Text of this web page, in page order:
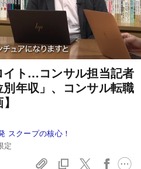
イト…コンサル担当記者
年収」、コンサル転職
スクープの核心！
定